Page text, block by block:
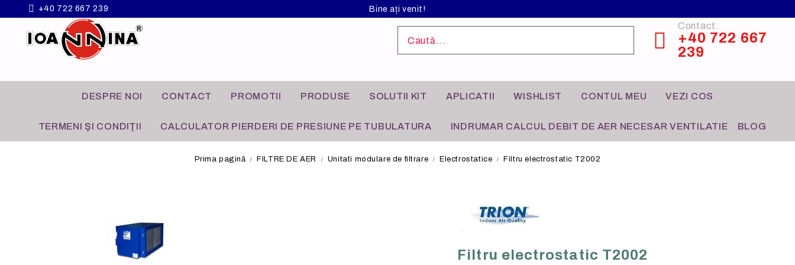
+40 722 667 239 Bine ați venit!
Contact:
+40 722 667
239
DESPRE NOI CONTACT PROMOTII PRODUSE SOLUTII KIT APLICATII WISHLIST CONTUL MEU VEZI COS
TERMENI ŞI CONDIŢII CALCULATOR PIERDERI DE PRESIUNE PE TUBULATURA INDRUMAR CALCUL DEBIT DE AER NECESAR VENTILATIE BLOG
Prima pagină FILTRE DE AER Unitati modulare de filtrare Electrostatice Filtru electrostatic T2002
Filtru electrostatic T2002